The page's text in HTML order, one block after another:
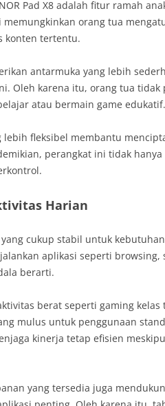
Pad X8 adalah fitur ramah
orang tua
konten tertentu.
antarmuka yang lebih
Oleh karena itu, orang tua tidak
atau bermain game edukatif.
fleksibel membantu
perangkat ini tidak
Harian
cukup stabil untuk
aplikasi seperti browsing,
berarti.
berat seperti gaming kelas
mulus untuk penggunaan
kinerja tetap efisien
yang tersedia juga